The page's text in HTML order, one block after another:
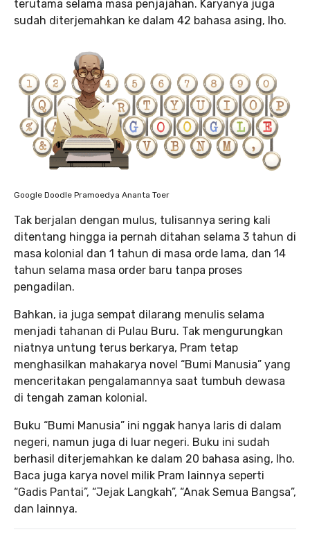
terutama selama masa penjajahan. Karyanya juga
sudah diterjemahkan ke dalam 42 bahasa asing, lho.
Google Doodle Pramoedya Ananta Toer
Tak berjalan dengan mulus, tulisannya sering kali
ditentang hingga ia pernah ditahan selama 3 tahun di
masa kolonial dan 1 tahun di masa orde lama, dan 14
tahun selama masa order baru tanpa proses
pengadilan.
Bahkan, ia juga sempat dilarang menulis selama
menjadi tahanan di Pulau Buru. Tak mengurungkan
niatnya untung terus berkarya, Pram tetap
menghasilkan mahakarya novel “Bumi Manusia” yang
menceritakan pengalamannya saat tumbuh dewasa
di tengah zaman kolonial.
Buku “Bumi Manusia” ini nggak hanya laris di dalam
negeri, namun juga di luar negeri. Buku ini sudah
berhasil diterjemahkan ke dalam 20 bahasa asing, lho.
Baca juga karya novel milik Pram lainnya seperti
“Gadis Pantai”, “Jejak Langkah”, “Anak Semua Bangsa”,
dan lainnya.